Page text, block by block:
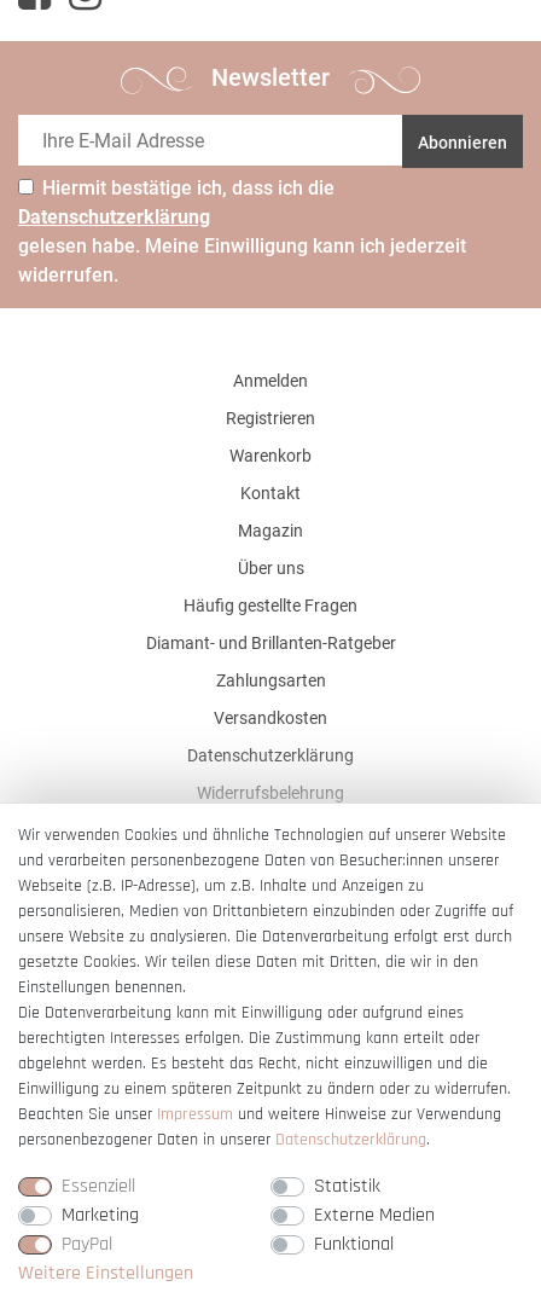
Newsletter
Abonnieren
Hiermit bestätige ich, dass ich die
Daten­schutz­erklärung
gelesen habe. Meine Einwilligung kann ich jederzeit
widerrufen.
Anmelden
Registrieren
Warenkorb
Kontakt
Magazin
Über uns
Häufig gestellte Fragen
Diamant- und Brillanten-Ratgeber
Zahlungsarten
Versandkosten
Datenschutzerklärung
Widerrufsbelehrung
AGB
Impressum
Barrierefreiheitserklärung
Vertrag widerrufen
Wir verwenden Cookies und ähnliche Technologien auf unserer Website
und verarbeiten personenbezogene Daten von Besucher:innen unserer
Webseite (z.B. IP-Adresse), um z.B. Inhalte und Anzeigen zu
personalisieren, Medien von Drittanbietern einzubinden oder Zugriffe auf
unsere Website zu analysieren. Die Datenverarbeitung erfolgt erst durch
gesetzte Cookies. Wir teilen diese Daten mit Dritten, die wir in den
Einstellungen benennen.
Die Datenverarbeitung kann mit Einwilligung oder aufgrund eines
berechtigten Interesses erfolgen. Die Zustimmung kann erteilt oder
abgelehnt werden. Es besteht das Recht, nicht einzuwilligen und die
Einwilligung zu einem späteren Zeitpunkt zu ändern oder zu widerrufen.
Beachten Sie unser Impressum und weitere Hinweise zur Verwendung
personenbezogener Daten in unserer Daten­schutz­erklärung.
Essenziell
Statistik
Marketing
Externe Medien
PayPal
Funktional
Weitere Einstellungen